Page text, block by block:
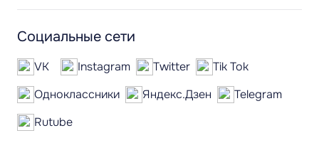
Социальные сети
VK Instagram Twitter
Tik Tok
Одноклассники
Яндекс.Дзен
Telegram
Rutube